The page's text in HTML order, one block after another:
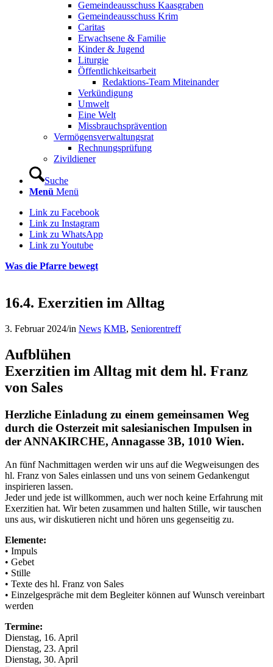
Gemeindeausschuss Kaasgraben
Gemeindeausschuss Krim
Caritas
Erwachsene & Familie
Kinder & Jugend
Liturgie
Öffentlichkeitsarbeit
Redaktions-Team Miteinander
Verkündigung
Umwelt
Eine Welt
Missbrauchsprävention
Vermögensverwaltungsrat
Rechnungsprüfung
Zivildiener
Suche
Menü Menü
Link zu Facebook
Link zu Instagram
Link zu WhatsApp
Link zu Youtube
Was die Pfarre bewegt
16.4. Exerzitien im Alltag
3. Februar 2024/in News KMB, Seniorentreff
Aufblühen
Exerzitien im Alltag mit dem hl. Franz
von Sales
Herzliche Einladung zu einem gemeinsamen Weg
durch die Osterzeit mit salesianischen Impulsen in
der ANNAKIRCHE, Annagasse 3B, 1010 Wien.
An fünf Nachmittagen werden wir uns auf die Wegweisungen des
hl. Franz von Sales einlassen und uns von seinem Gedankengut
inspirieren lassen.
Jeder und jede ist willkommen, auch wer noch keine Erfahrung mit
Exerzitien hat. Wir beten zusammen und halten Stille, wir tauschen
uns aus, wir diskutieren nicht und hören uns gegenseitig zu.
Elemente:
• Impuls
• Gebet
• Stille
• Texte des hl. Franz von Sales
• Einzelgespräche mit dem Begleiter können auf Wunsch vereinbart
werden
Termine:
Dienstag, 16. April
Dienstag, 23. April
Dienstag, 30. April